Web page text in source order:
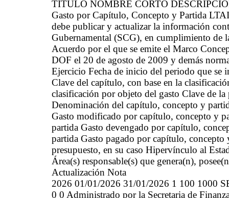
TÍTULO NOMBRE CORTO
Gasto por Capítulo, Concepto y Partida
debe publicar y actualizar la información
Gubernamental (SCG), en cumplimiento de
Acuerdo por el que se emite el Marco
DOF el 20 de agosto de 2009 y demás
Ejercicio Fecha de inicio del periodo que se
Clave del capítulo, con base en la
clasificación por objeto del gasto Clave de
Denominación del capítulo, concepto y
Gasto modificado por capítulo, concepto y
partida Gasto devengado por capítulo,
partida Gasto pagado por capítulo,
presupuesto, en su caso Hipervínculo al
Área(s) responsable(s) que genera(n),
Actualización Nota
2026 01/01/2026 31/01/2026 1 100 1000
0 0 Administrado por la Secretaria de